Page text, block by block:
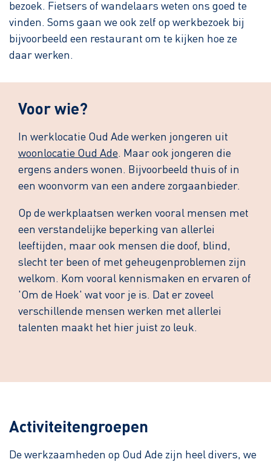
bezoek. Fietsers of wandelaars weten ons goed te
vinden. Soms gaan we ook zelf op werkbezoek bij
bijvoorbeeld een restaurant om te kijken hoe ze
daar werken.
Voor wie?
In werklocatie Oud Ade werken jongeren uit
woonlocatie Oud Ade. Maar ook jongeren die
ergens anders wonen. Bijvoorbeeld thuis of in
een woonvorm van een andere zorgaanbieder.
Op de werkplaatsen werken vooral mensen met
een verstandelijke beperking van allerlei
leeftijden, maar ook mensen die doof, blind,
slecht ter been of met geheugenproblemen zijn
welkom. Kom vooral kennismaken en ervaren of
'Om de Hoek' wat voor je is. Dat er zoveel
verschillende mensen werken met allerlei
talenten maakt het hier juist zo leuk.
Activiteitengroepen
De werkzaamheden op Oud Ade zijn heel divers, we